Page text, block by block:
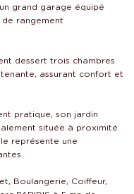
grand garage équipé
rangement
dessert trois chambres
assurant confort et
pratique, son jardin
située à proximité
représente une
Boulangerie, Coiffeur,